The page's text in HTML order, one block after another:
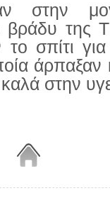
στην
βράδυ της
σπίτι
άρπαξαν
στην